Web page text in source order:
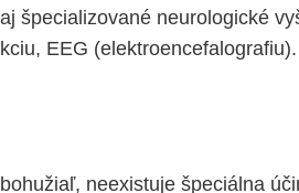
špecializované neurologické
EEG (elektroencefalografiu).
neexistuje špeciálna